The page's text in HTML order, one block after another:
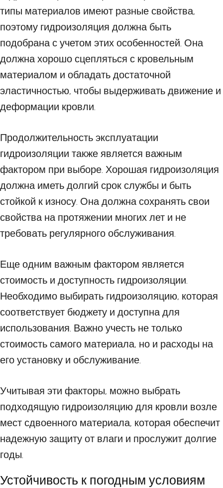
типы материалов имеют разные свойства,
поэтому гидроизоляция должна быть
подобрана с учетом этих особенностей. Она
должна хорошо сцепляться с кровельным
материалом и обладать достаточной
эластичностью, чтобы выдерживать движение и
деформации кровли.
Продолжительность эксплуатации
гидроизоляции также является важным
фактором при выборе. Хорошая гидроизоляция
должна иметь долгий срок службы и быть
стойкой к износу. Она должна сохранять свои
свойства на протяжении многих лет и не
требовать регулярного обслуживания.
Еще одним важным фактором является
стоимость и доступность гидроизоляции.
Необходимо выбирать гидроизоляцию, которая
соответствует бюджету и доступна для
использования. Важно учесть не только
стоимость самого материала, но и расходы на
его установку и обслуживание.
Учитывая эти факторы, можно выбрать
подходящую гидроизоляцию для кровли возле
мест сдвоенного материала, которая обеспечит
надежную защиту от влаги и прослужит долгие
годы.
Устойчивость к погодным условиям